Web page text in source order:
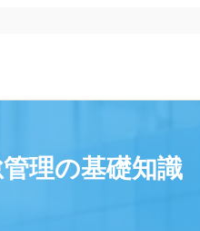
理の基礎知識